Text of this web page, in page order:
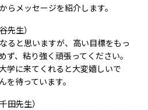
らメッセージを紹介します。
先生）
ると思いますが、高い目標をもっ
ず、粘り強く頑張ってください。
学に来てくれると大変嬉しいで
を待っています。
田先生）